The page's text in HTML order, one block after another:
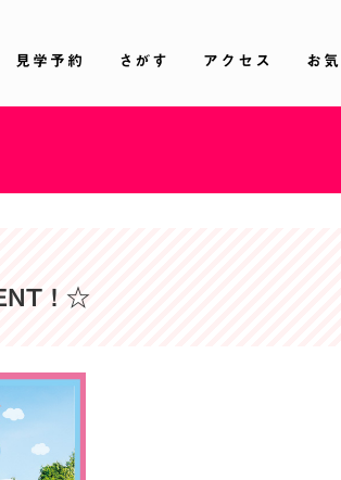
お
アクセス
さがす
見学予約
！☆